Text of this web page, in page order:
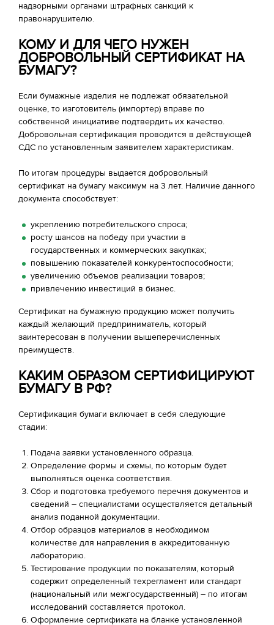
надзорными органами штрафных санкций к
правонарушителю.
КОМУ И ДЛЯ ЧЕГО НУЖЕН
ДОБРОВОЛЬНЫЙ СЕРТИФИКАТ НА
БУМАГУ?
Если бумажные изделия не подлежат обязательной
оценке, то изготовитель (импортер) вправе по
собственной инициативе подтвердить их качество.
Добровольная сертификация проводится в действующей
СДС по установленным заявителем характеристикам.
По итогам процедуры выдается добровольный
сертификат на бумагу максимум на 3 лет. Наличие данного
документа способствует:
укреплению потребительского спроса;
росту шансов на победу при участии в
государственных и коммерческих закупках;
повышению показателей конкурентоспособности;
увеличению объемов реализации товаров;
привлечению инвестиций в бизнес.
Сертификат на бумажную продукцию может получить
каждый желающий предприниматель, который
заинтересован в получении вышеперечисленных
преимуществ.
КАКИМ ОБРАЗОМ СЕРТИФИЦИРУЮТ
БУМАГУ В РФ?
Сертификация бумаги включает в себя следующие
стадии:
Подача заявки установленного образца.
Определение формы и схемы, по которым будет
выполняться оценка соответствия.
Сбор и подготовка требуемого перечня документов и
сведений – специалистами осуществляется детальный
анализ поданной документации.
Отбор образцов материалов в необходимом
количестве для направления в аккредитованную
лабораторию.
Тестирование продукции по показателям, который
содержит определенный техрегламент или стандарт
(национальный или межгосударственный) – по итогам
исследований составляется протокол.
Оформление сертификата на бланке установленной